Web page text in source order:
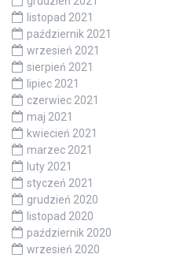
listopad 2021
październik 2021
wrzesień 2021
sierpień 2021
lipiec 2021
czerwiec 2021
maj 2021
kwiecień 2021
marzec 2021
luty 2021
styczeń 2021
grudzień 2020
listopad 2020
październik 2020
wrzesień 2020